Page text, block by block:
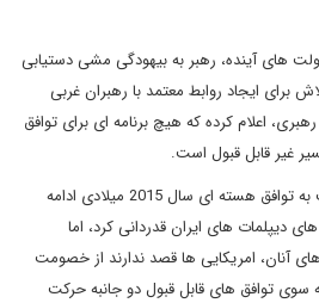
های آینده، رهبر به بیهودگی مشی دستیابی
برای ایجاد روابط معتمد با رهبران غربی
اعلام کرده که هیچ برنامه ای برای توافق
غیر قابل قبول است.
مذاکرات در وین با هدف بازگشت به توافق هسته ای سال 2015 میلادی ادامه
دیپلمات های ایران قدردانی کرد، اما
آنان، امریکایی ها قصد ندارند از خصومت
سوی توافق های قابل قبول دو جانبه حرکت